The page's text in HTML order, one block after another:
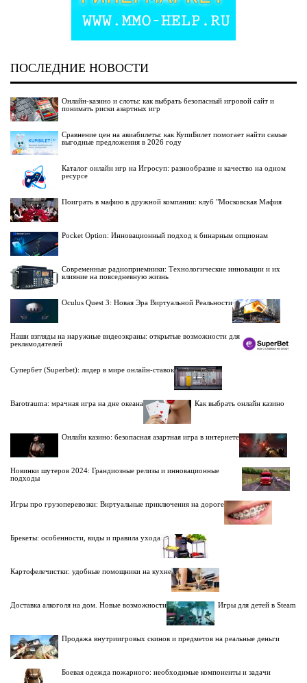
ПОСЛЕДНИЕ НОВОСТИ
Онлайн-казино и слоты: как выбрать безопасный игровой сайт и
понимать риски азартных игр
Сравнение цен на авиабилеты: как КупиБилет помогает найти самые
выгодные предложения в 2026 году
Каталог онлайн игр на Игросуп: разнообразие и качество на одном
ресурсе
Поиграть в мафию в дружной компании: клуб "Московская Мафия
Pocket Option: Инновационный подход к бинарным опционам
Современные радиоприемники: Технологические инновации и их
влияние на повседневную жизнь
Oculus Quest 3: Новая Эра Виртуальной Реальности
Наши взгляды на наружные видеоэкраны: открытые возможности для
рекламодателей
Супербет (Superbet): лидер в мире онлайн-ставок
Barotrauma: мрачная игра на дне океана Как выбрать онлайн казино
Онлайн казино: безопасная азартная игра в интернете
Новинки шутеров 2024: Грандиозные релизы и инновационные
подходы
Игры про грузоперевозки: Виртуальные приключения на дороге
Брекеты: особенности, виды и правила ухода
Картофелечистки: удобные помощники на кухне
Доставка алкоголя на дом. Новые возможности Игры для детей в Steam
Продажа внутриигровых скинов и предметов на реальные деньги
Боевая одежда пожарного: необходимые компоненты и задачи